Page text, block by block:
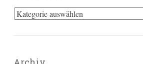
Kategorien